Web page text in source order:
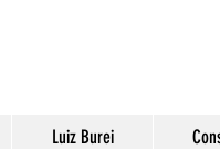
Luiz Burei